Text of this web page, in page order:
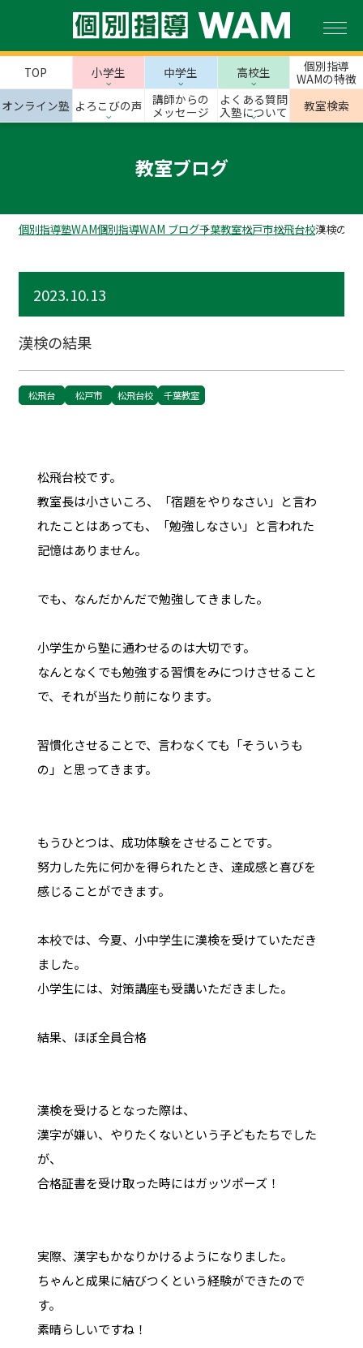
TOP 小学生 中学生 高校生
個別指導
WAMの特徴
オンライン塾 よろこびの声
講師からの
メッセージ
よくある質問
入塾について
教室検索
教室ブログ
個別指導塾WAM個別指導WAM ブログ千葉教室松戸市松飛台校漢検の結
2023.10.13
漢検の結果
松飛台 松戸市 松飛台校 千葉教室
松飛台校です。
教室長は小さいころ、「宿題をやりなさい」と言わ
れたことはあっても、「勉強しなさい」と言われた
記憶はありません。
でも、なんだかんだで勉強してきました。
小学生から塾に通わせるのは大切です。
なんとなくでも勉強する習慣をみにつけさせること
で、それが当たり前になります。
習慣化させることで、言わなくても「そういうも
の」と思ってきます。
もうひとつは、成功体験をさせることです。
努力した先に何かを得られたとき、達成感と喜びを
感じることができます。
本校では、今夏、小中学生に漢検を受けていただき
ました。
小学生には、対策講座も受講いただきました。
結果、ほぼ全員合格
漢検を受けるとなった際は、
漢字が嫌い、やりたくないという子どもたちでした
が、
合格証書を受け取った時にはガッツポーズ！
実際、漢字もかなりかけるようになりました。
ちゃんと成果に結びつくという経験ができたので
す。
素晴らしいですね！